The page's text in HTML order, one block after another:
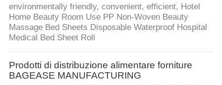
environmentally friendly, convenient, efficient, Hotel
Home Beauty Room Use PP Non-Woven Beauty
Massage Bed Sheets Disposable Waterproof Hospital
Medical Bed Sheet Roll
Prodotti di distribuzione alimentare forniture
BAGEASE MANUFACTURING